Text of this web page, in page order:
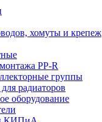
хомуты и крепеж
PP-R
группы
радиаторов
оборудование